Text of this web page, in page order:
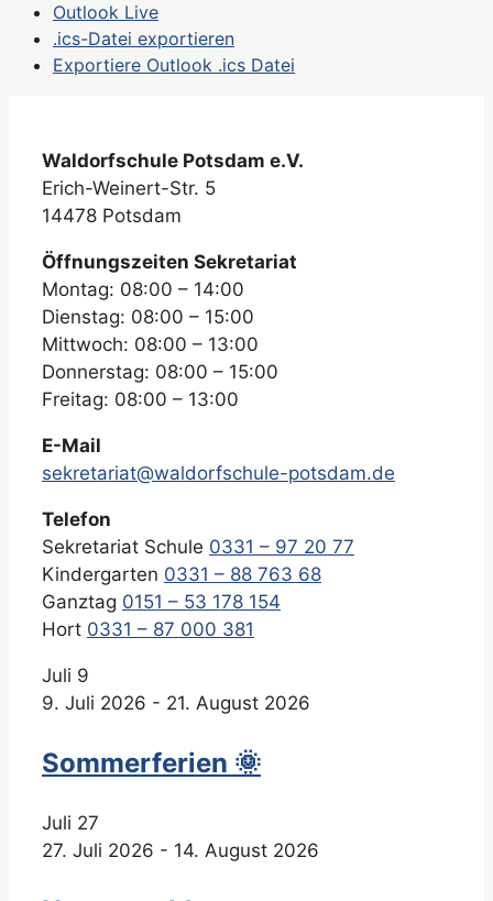
Outlook Live
.ics-Datei exportieren
Exportiere Outlook .ics Datei
Waldorfschule Potsdam e.V.
Erich-Weinert-Str. 5
14478 Potsdam
Öffnungszeiten Sekretariat
Montag: 08:00 – 14:00
Dienstag: 08:00 – 15:00
Mittwoch: 08:00 – 13:00
Donnerstag: 08:00 – 15:00
Freitag: 08:00 – 13:00
E-Mail
sekretariat@waldorfschule-potsdam.de
Telefon
Sekretariat Schule 0331 – 97 20 77
Kindergarten 0331 – 88 763 68
Ganztag 0151 – 53 178 154
Hort 0331 – 87 000 381
Juli 9
9. Juli 2026 - 21. August 2026
Sommerferien 🌞
Juli 27
27. Juli 2026 - 14. August 2026